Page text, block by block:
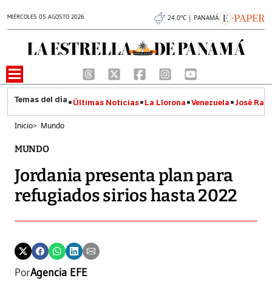
MIÉRCOLES 05 AGOSTO 2026 24.0°C | PANAMÁ
Últimas Noticias La Llorona Venezuela José
Inicio> Mundo
MUNDO
Jordania presenta plan para
refugiados sirios hasta 2022
PorAgencia EFE